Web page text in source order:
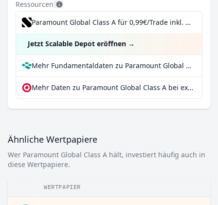
Ressourcen
Paramount Global Class A für 0,99€/Trade inkl. Dividend Reinvestment Plan
Jetzt Scalable Depot eröffnen →
Mehr Fundamentaldaten zu Paramount Global Class A bei Parqet
Mehr Daten zu Paramount Global Class A bei extraETF
Ähnliche Wertpapiere
Wer Paramount Global Class A hält, investiert häufig auch in
diese Wertpapiere.
WERTPAPIER